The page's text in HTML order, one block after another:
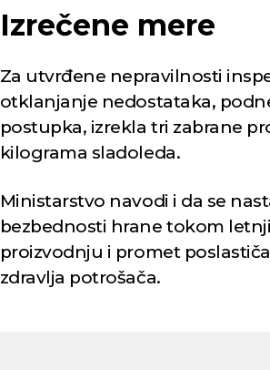
Izrečene mere
Za utvrđene nepravilnosti
otklanjanje nedostataka,
postupka, izrekla tri zabrane
kilograma sladoleda.
Ministarstvo navodi i da se
bezbednosti hrane tokom
proizvodnju i promet
zdravlja potrošača.